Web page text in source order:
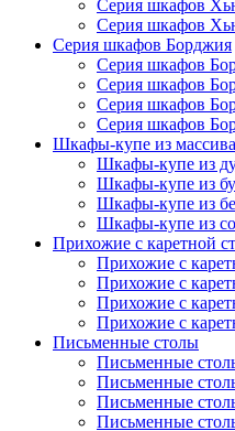
Серия шкафов
Серия шкафов
Серия шкафов Борджия
Серия шкафов
Серия шкафов
Серия шкафов
Серия шкафов
Шкафы-купе из массива
Шкафы-купе из
Шкафы-купе из
Шкафы-купе из
Шкафы-купе из
Прихожие с каретной
Прихожие с
Прихожие с
Прихожие с
Прихожие с
Письменные столы
Письменные
Письменные
Письменные
Письменные